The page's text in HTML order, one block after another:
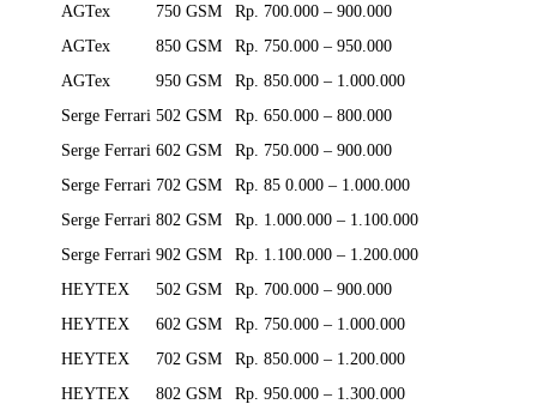
AGTex
750 GSM
Rp. 700.000 – 900.000
AGTex
850 GSM
Rp. 750.000 – 950.000
AGTex
950 GSM
Rp. 850.000 – 1.000.000
Serge Ferrari 502 GSM
Rp. 650.000 – 800.000
Serge Ferrari 602 GSM
Rp. 750.000 – 900.000
Serge Ferrari 702 GSM
Rp. 85 0.000 – 1.000.000
Serge Ferrari 802 GSM
Rp. 1.000.000 – 1.100.000
Serge Ferrari 902 GSM
Rp. 1.100.000 – 1.200.000
HEYTEX
502 GSM
Rp. 700.000 – 900.000
HEYTEX
602 GSM
Rp. 750.000 – 1.000.000
HEYTEX
702 GSM
Rp. 850.000 – 1.200.000
HEYTEX
802 GSM
Rp. 950.000 – 1.300.000